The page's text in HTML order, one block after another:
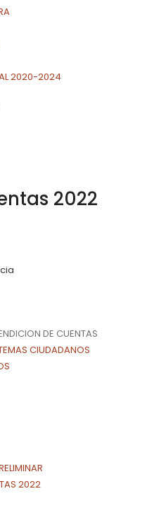
2020-2024
2022
DE CUENTAS
CIUDADANOS
2022